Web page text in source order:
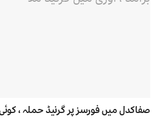
صفاکدل میں فورسز پر گرنیڈ حملہ ،